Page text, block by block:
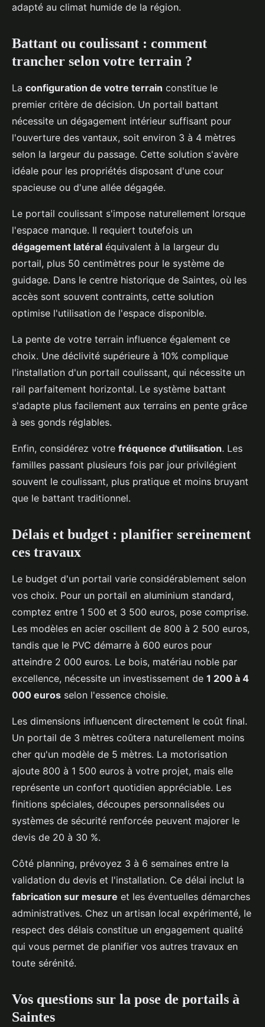
adapté au climat humide de la région.
Battant ou coulissant : comment
trancher selon votre terrain ?
La configuration de votre terrain constitue le
premier critère de décision. Un portail battant
nécessite un dégagement intérieur suffisant pour
l'ouverture des vantaux, soit environ 3 à 4 mètres
selon la largeur du passage. Cette solution s'avère
idéale pour les propriétés disposant d'une cour
spacieuse ou d'une allée dégagée.
Le portail coulissant s'impose naturellement lorsque
l'espace manque. Il requiert toutefois un
dégagement latéral équivalent à la largeur du
portail, plus 50 centimètres pour le système de
guidage. Dans le centre historique de Saintes, où les
accès sont souvent contraints, cette solution
optimise l'utilisation de l'espace disponible.
La pente de votre terrain influence également ce
choix. Une déclivité supérieure à 10% complique
l'installation d'un portail coulissant, qui nécessite un
rail parfaitement horizontal. Le système battant
s'adapte plus facilement aux terrains en pente grâce
à ses gonds réglables.
Enfin, considérez votre fréquence d'utilisation. Les
familles passant plusieurs fois par jour privilégient
souvent le coulissant, plus pratique et moins bruyant
que le battant traditionnel.
Délais et budget : planifier sereinement
ces travaux
Le budget d'un portail varie considérablement selon
vos choix. Pour un portail en aluminium standard,
comptez entre 1 500 et 3 500 euros, pose comprise.
Les modèles en acier oscillent de 800 à 2 500 euros,
tandis que le PVC démarre à 600 euros pour
atteindre 2 000 euros. Le bois, matériau noble par
excellence, nécessite un investissement de 1 200 à 4
000 euros selon l'essence choisie.
Les dimensions influencent directement le coût final.
Un portail de 3 mètres coûtera naturellement moins
cher qu'un modèle de 5 mètres. La motorisation
ajoute 800 à 1 500 euros à votre projet, mais elle
représente un confort quotidien appréciable. Les
finitions spéciales, découpes personnalisées ou
systèmes de sécurité renforcée peuvent majorer le
devis de 20 à 30 %.
Côté planning, prévoyez 3 à 6 semaines entre la
validation du devis et l'installation. Ce délai inclut la
fabrication sur mesure et les éventuelles démarches
administratives. Chez un artisan local expérimenté, le
respect des délais constitue un engagement qualité
qui vous permet de planifier vos autres travaux en
toute sérénité.
Vos questions sur la pose de portails à
Saintes